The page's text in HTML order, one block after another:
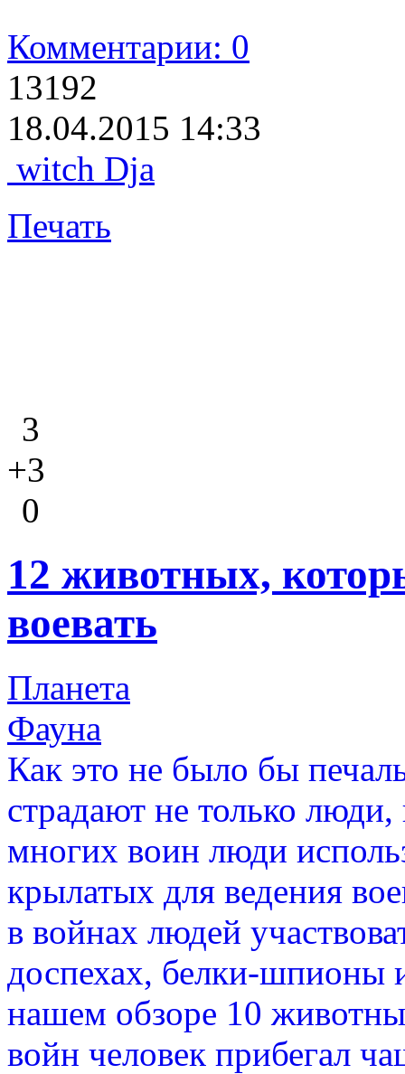
Комментарии: 0
13192
18.04.2015 14:33
witch Dja
Печать
3
+3
0
12 животных,
воевать
Планета
Фауна
Как это не было бы
страдают не только
многих воин люди
крылатых для ведения
в войнах людей
доспехах, белки-шпионы
нашем обзоре 10
войн человек прибегал